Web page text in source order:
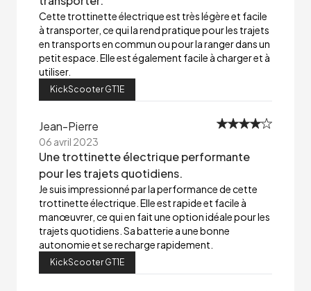
Cette trottinette électrique est très légère et facile
à transporter, ce qui la rend pratique pour les trajets
en transports en commun ou pour la ranger dans un
petit espace. Elle est également facile à charger et à
utiliser.
KickScooter GT1E
Jean-Pierre
06 avril 2023
Une trottinette électrique performante
pour les trajets quotidiens.
Je suis impressionné par la performance de cette
trottinette électrique. Elle est rapide et facile à
manœuvrer, ce qui en fait une option idéale pour les
trajets quotidiens. Sa batterie a une bonne
autonomie et se recharge rapidement.
KickScooter GT1E